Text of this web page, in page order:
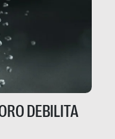
DEBILITA